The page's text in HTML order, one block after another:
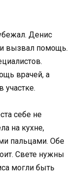
Денис
вызвал помощь.
врачей, а
участке.
себе не
на кухне,
пальцами. Обе
Свете нужны
могли быть